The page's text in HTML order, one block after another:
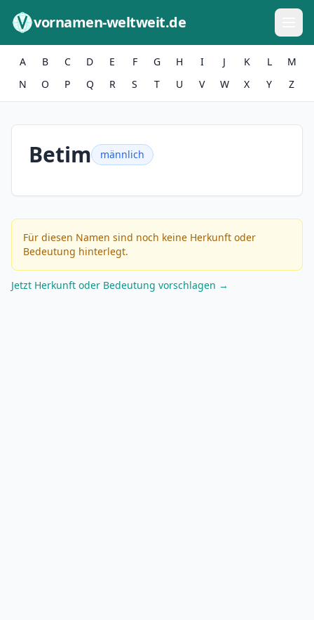
vornamen-weltweit.de
A B C D E F G H I J K L
M
N
O P Q R S T U V W X Y Z
Betim männlich
Für diesen Namen sind noch keine Herkunft oder
Bedeutung hinterlegt.
Jetzt Herkunft oder Bedeutung vorschlagen →